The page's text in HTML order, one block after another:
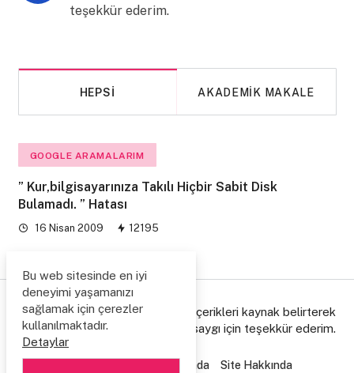
teşekkür ederim.
HEPSI AKADEMIK MAKALE
GOOGLE ARAMALARIM
” Kur,bilgisayarınıza Takılı Hiçbir Sabit Disk
Bulamadı. ” Hatası
16 Nisan 2009 12195
© Copyright 2006/2026. Lütfen içerikleri kaynak belirterek
paylaşınız, emeğe gösterdiğiniz saygı için teşekkür ederim.
Hakkımda Site Hakkında
Bu web sitesinde en iyi
deneyimi yaşamanızı
sağlamak için çerezler
kullanılmaktadır.
Detaylar